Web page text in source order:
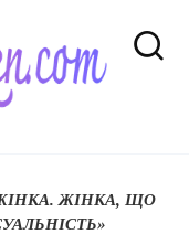
ЖІНКА, ЩО